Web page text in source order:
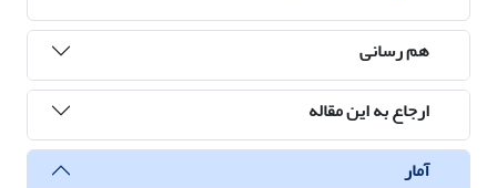
هم رسانی
ارجاع به این مقاله
آمار